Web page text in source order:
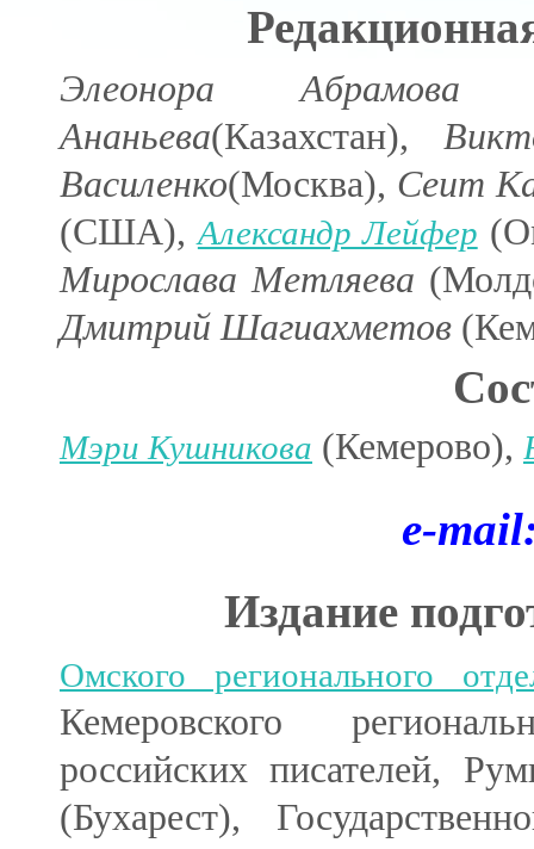
Элеонора Абрамова
Ананьева(Казахстан),
Василенко(Москва), Сеит
(США),Александр Лейфер
Мирослава Метляева
Дмитрий Шагиахметов
Мэри Кушникова (Кемерово),
e-
Издание
Омского регионального
Кемеровского
российских писателей,
(Бухарест),